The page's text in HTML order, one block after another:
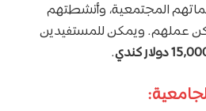
المجتمعية، وأنشطتهم
عملهم. ويمكن للمستفيدين
دولار كندي .